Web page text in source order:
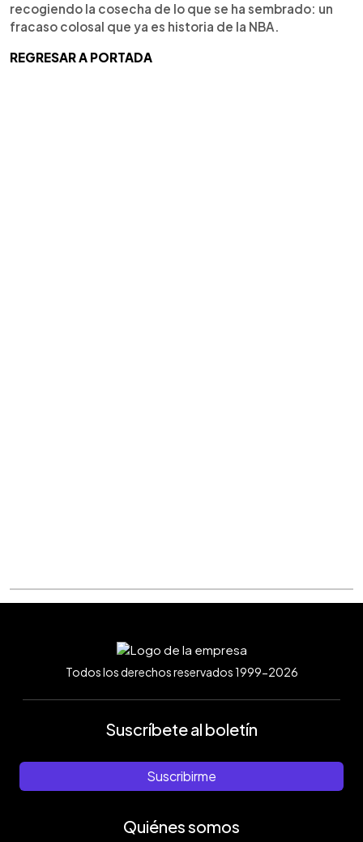
recogiendo la cosecha de lo que se ha sembrado: un
fracaso colosal que ya es historia de la NBA.
REGRESAR A PORTADA
Todos los derechos reservados 1999-2026
Suscríbete al boletín
Suscribirme
Quiénes somos